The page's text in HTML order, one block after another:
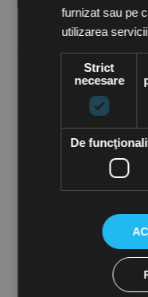
Cumpara
Lungime 2,0M
furnizat sau pe
utilizarea
Strict
necesare
De